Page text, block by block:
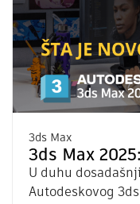
3ds Max
3ds Max
U duhu
Autodeskovog